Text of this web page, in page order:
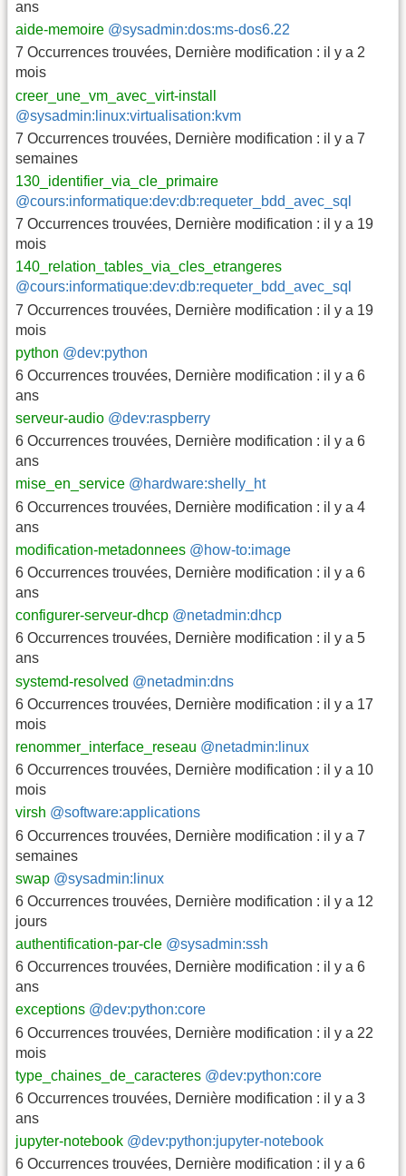
ans
aide-memoire @sysadmin:dos:ms-dos6.22
7 Occurrences trouvées, Dernière modification : il y a 2
mois
creer_une_vm_avec_virt-install
@sysadmin:linux:virtualisation:kvm
7 Occurrences trouvées, Dernière modification : il y a 7
semaines
130_identifier_via_cle_primaire
@cours:informatique:dev:db:requeter_bdd_avec_sql
7 Occurrences trouvées, Dernière modification : il y a 19
mois
140_relation_tables_via_cles_etrangeres
@cours:informatique:dev:db:requeter_bdd_avec_sql
7 Occurrences trouvées, Dernière modification : il y a 19
mois
python @dev:python
6 Occurrences trouvées, Dernière modification : il y a 6
ans
serveur-audio @dev:raspberry
6 Occurrences trouvées, Dernière modification : il y a 6
ans
mise_en_service @hardware:shelly_ht
6 Occurrences trouvées, Dernière modification : il y a 4
ans
modification-metadonnees @how-to:image
6 Occurrences trouvées, Dernière modification : il y a 6
ans
configurer-serveur-dhcp @netadmin:dhcp
6 Occurrences trouvées, Dernière modification : il y a 5
ans
systemd-resolved @netadmin:dns
6 Occurrences trouvées, Dernière modification : il y a 17
mois
renommer_interface_reseau @netadmin:linux
6 Occurrences trouvées, Dernière modification : il y a 10
mois
virsh @software:applications
6 Occurrences trouvées, Dernière modification : il y a 7
semaines
swap @sysadmin:linux
6 Occurrences trouvées, Dernière modification : il y a 12
jours
authentification-par-cle @sysadmin:ssh
6 Occurrences trouvées, Dernière modification : il y a 6
ans
exceptions @dev:python:core
6 Occurrences trouvées, Dernière modification : il y a 22
mois
type_chaines_de_caracteres @dev:python:core
6 Occurrences trouvées, Dernière modification : il y a 3
ans
jupyter-notebook @dev:python:jupyter-notebook
6 Occurrences trouvées, Dernière modification : il y a 6